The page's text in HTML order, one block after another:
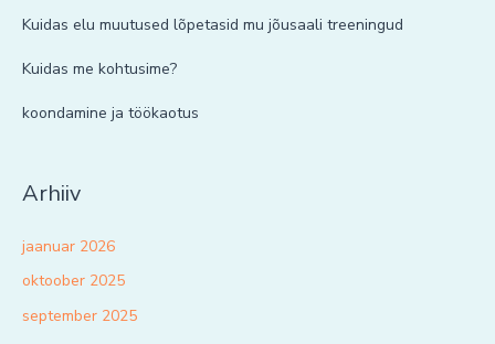
Kuidas elu muutused lõpetasid mu jõusaali treeningud
Kuidas me kohtusime?
koondamine ja töökaotus
Arhiiv
jaanuar 2026
oktoober 2025
september 2025